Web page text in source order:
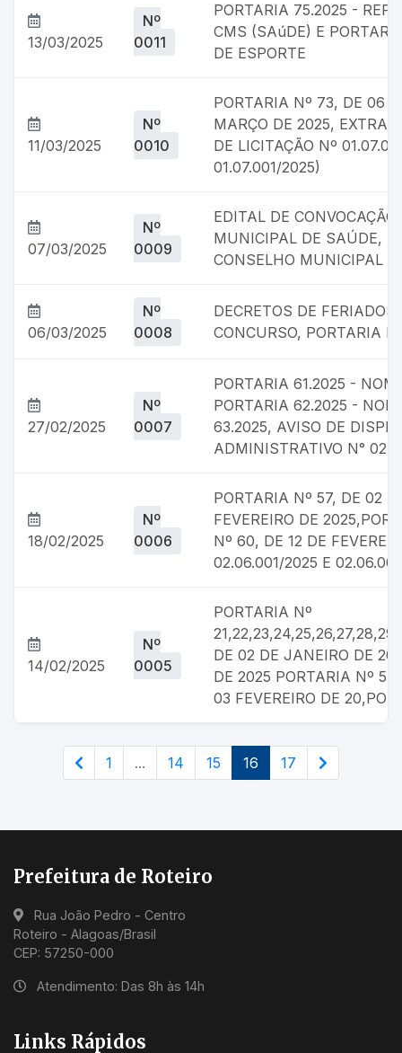
13/03/2025
Nº
0011
PORTARIA 75.2025 -
CMS (SAúDE) E
DE ESPORTE
11/03/2025
Nº
0010
PORTARIA Nº 73, DE 06
MARÇO DE 2025,
DE LICITAÇÃO Nº
01.07.001/2025)
07/03/2025
Nº
0009
EDITAL DE
MUNICIPAL DE SAÚDE,
CONSELHO MUNICIPAL
06/03/2025
Nº
0008
DECRETOS DE
CONCURSO, PORTARIA
27/02/2025
Nº
0007
PORTARIA 61.2025 -
PORTARIA 62.2025 -
63.2025, AVISO DE
ADMINISTRATIVO N°
18/02/2025
Nº
0006
PORTARIA Nº 57, DE 02
FEVEREIRO DE
Nº 60, DE 12 DE
02.06.001/2025 E
14/02/2025
Nº
0005
PORTARIA Nº
DE 02 DE JANEIRO DE
DE 2025 PORTARIA Nº
03 FEVEREIRO DE 20,PO
1 ... 14 15 16 17
Prefeitura de Roteiro
Rua João Pedro - Centro
Roteiro - Alagoas/Brasil
CEP: 57250-000
Atendimento: Das 8h às 14h
Links Rápidos